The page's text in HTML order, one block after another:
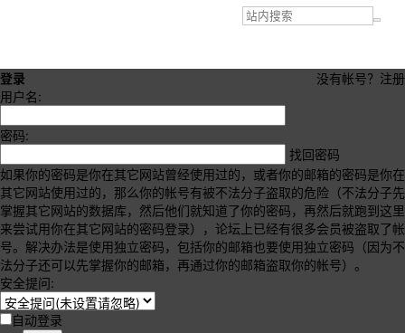
没有帐号？ 注册
登录
用户名:
密码:
找回密码
如果你的密码是你在其它网站曾经使用过的，或者你的邮箱的密码是你在
其它网站使用过的，那么你的帐号有被不法分子盗取的危险（不法分子先
掌握其它网站的数据库，然后他们就知道了你的密码，再然后就跑到这里
来尝试用你在其它网站的密码登录），论坛上已经有很多会员被盗取了帐
号。解决办法是使用独立密码，包括你的邮箱也要使用独立密码（因为不
法分子还可以先掌握你的邮箱，再通过你的邮箱盗取你的帐号）。
安全提问:
自动登录